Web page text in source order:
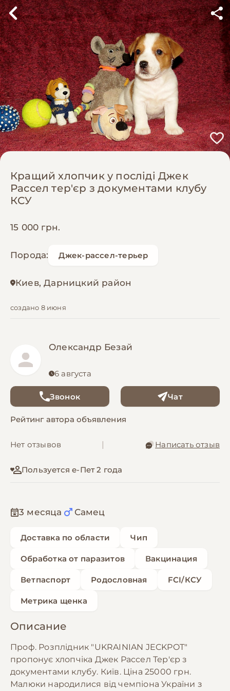
Кращий хлопчик у посліді Джек
Рассел тер'єр з документами клубу
КСУ
15 000 грн.
Порода: Джек-рассел-терьер
Киев, Дарницкий район
создано 8 июня
Олександр Безай
6 августа
Звонок Чат
Рейтинг автора объявления
Нет отзывов Написать отзыв
Пользуется е-Пет 2 года
3 месяца Самец
Доставка по области Чип
Обработка от паразитов Вакцинация
Ветпаспорт Родословная FCI/КСУ
Метрика щенка
Описание
Проф. Розплідник "UKRAINIAN JECKPOT"
пропонує хлопчіка Джек Рассел Тер'єр з
документами клубу. Київ. Ціна 25000 грн.
Малюки народилися від чемпіона України з